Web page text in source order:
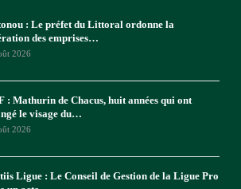
: Le préfet du Littoral ordonne la
des emprises…
2026
: Mathurin de Chacus, huit années qui ont
le visage du…
2026
Ligue : Le Conseil de Gestion de la Ligue Pro